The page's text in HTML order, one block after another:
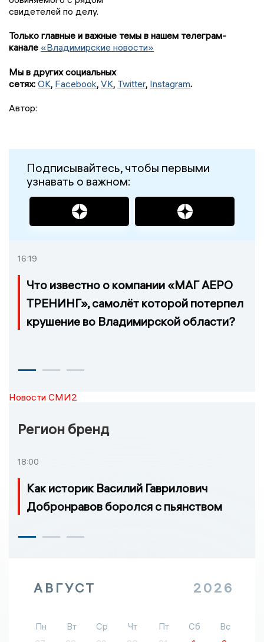
свидетелей по делу.
Только главные и важные темы в нашем телеграм-
канале «Владимирские новости»
Мы в других социальных
сетях: OK, Facebook, VK, Twitter, Instagram.
Автор:
Подписывайтесь, чтобы первыми
узнавать о важном:
16:19
Что известно о компании «МАГ АЕРО
ТРЕНИНГ», самолёт которой потерпел
крушение во Владимирской области?
Новости СМИ2
Регион бренд
18:00
Как историк Василий Гаврилович
Добронравов боролся с пьянством
АВГУСТ 2026
Пн Вт Ср Чт Пт Сб
Вс